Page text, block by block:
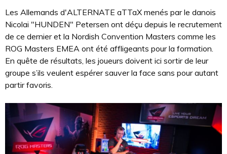
Les Allemands d'ALTERNATE aTTaX menés par le danois
Nicolai "HUNDEN" Petersen ont déçu depuis le recrutement
de ce dernier et la Nordish Convention Masters comme les
ROG Masters EMEA ont été affligeants pour la formation.
En quête de résultats, les joueurs doivent ici sortir de leur
groupe s’ils veulent espérer sauver la face sans pour autant
partir favoris.